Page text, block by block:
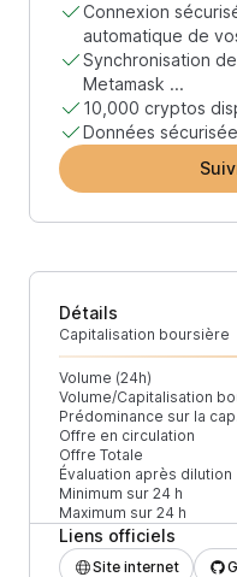
Connexion
automatique de
Synchronisation
Metamask ...
10,000 cryptos
Données
Détails
Capitalisation boursière
Volume (24h)
Volume/Capitalisation
Prédominance sur la
Offre en circulation
Offre Totale
Évaluation après dilution
Minimum sur 24 h
Maximum sur 24 h
Liens officiels
Site internet